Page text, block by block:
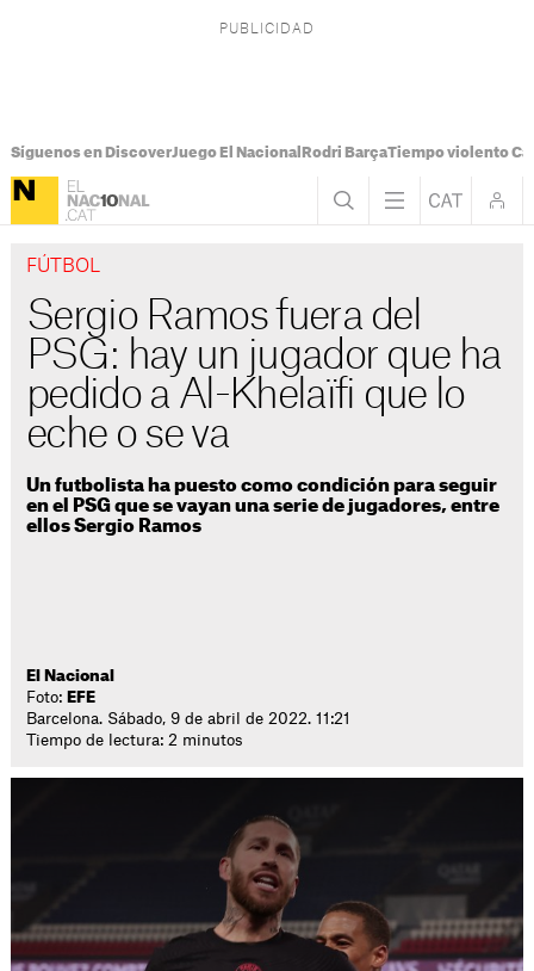
Síguenos en DiscoverJuego El Nacional Rodri BarçaTiempo violento
FÚTBOL
Sergio Ramos fuera del
PSG: hay un jugador que ha
pedido a Al-Khelaïfi que lo
eche o se va
Un futbolista ha puesto como condición para seguir
en el PSG que se vayan una serie de jugadores, entre
ellos Sergio Ramos
El Nacional
Foto: EFE
Barcelona. Sábado, 9 de abril de 2022. 11:21
Tiempo de lectura: 2 minutos